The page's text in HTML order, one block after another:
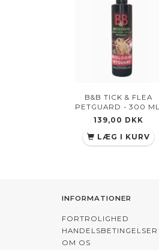
B&B TICK & FLEA
PETGUARD - 300 ML.
139,00 DKK
LÆG I KURV
INFORMATIONER
FORTROLIGHED
HANDELSBETINGELSER
OM OS